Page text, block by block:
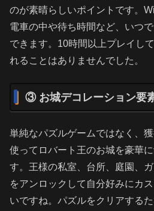
のが素晴らしいポイントです。
電車の中や待ち時間など、いつ
できます。10時間以上プレイし
れることはありませんでした。
③ お城デコレーション要
単純なパズルゲームではなく、
使ってロバート王のお城を豪華
す。王様の私室、台所、庭園、
をアンロックして自分好みにカ
いですね。パズルをクリアする